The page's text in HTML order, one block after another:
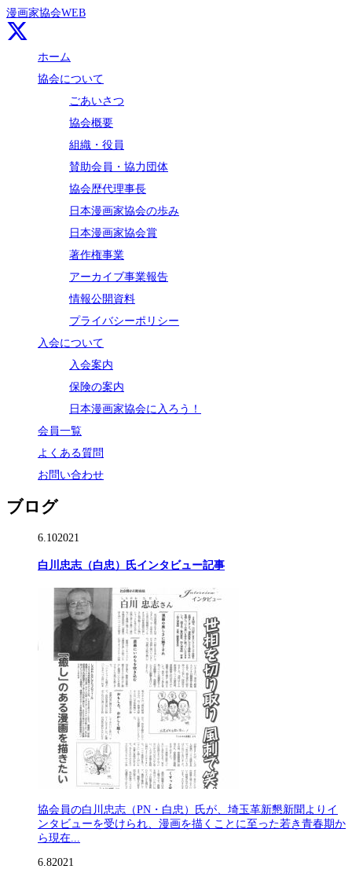
漫画家協会WEB
ホーム
協会について
ごあいさつ
協会概要
組織・役員
賛助会員・協力団体
協会歴代理事長
日本漫画家協会の歩み
日本漫画家協会賞
著作権事業
アーカイブ事業報告
情報公開資料
プライバシーポリシー
入会について
入会案内
保険の案内
日本漫画家協会に入ろう！
会員一覧
よくある質問
お問い合わせ
ブログ
6.102021
白川忠志（白忠）氏インタビュー記事
協会員の白川忠志（PN・白忠）氏が、埼玉革新懇新聞よりイ
ンタビューを受けられ、漫画を描くことに至った若き青春期か
ら現在...
6.82021